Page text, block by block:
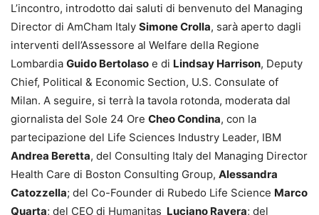
L’incontro, introdotto dai saluti di benvenuto del Managing
Director di AmCham Italy Simone Crolla, sarà aperto dagli
interventi dell’Assessore al Welfare della Regione
Lombardia Guido Bertolaso e di Lindsay Harrison, Deputy
Chief, Political & Economic Section, U.S. Consulate of
Milan. A seguire, si terrà la tavola rotonda, moderata dal
giornalista del Sole 24 Ore Cheo Condina, con la
partecipazione del Life Sciences Industry Leader, IBM
Andrea Beretta, del Consulting Italy del Managing Director
Health Care di Boston Consulting Group, Alessandra
Catozzella; del Co-Founder di Rubedo Life Science Marco
Quarta; del CEO di Humanitas Luciano Ravera; del